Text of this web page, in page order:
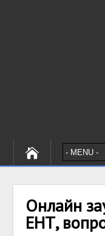
Онлайн
ЕНТ,